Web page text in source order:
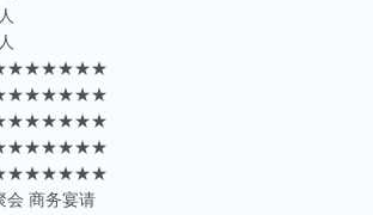
-昆山八大便宜好玩的商务ktv会所排名
的环境和周到的服务著称。这里不仅拥有现代的音响设
会 商务宴请